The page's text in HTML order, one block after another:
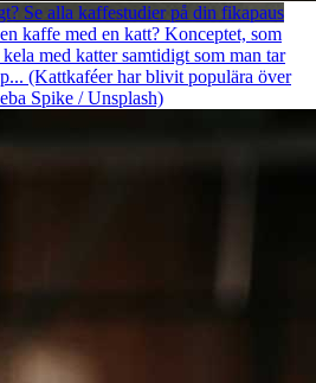
Se alla kaffestudier på din fikapaus
kaffe med en katt? Konceptet, som
med katter samtidigt som man tar
(Kattkaféer har blivit populära över
Spike / Unsplash)